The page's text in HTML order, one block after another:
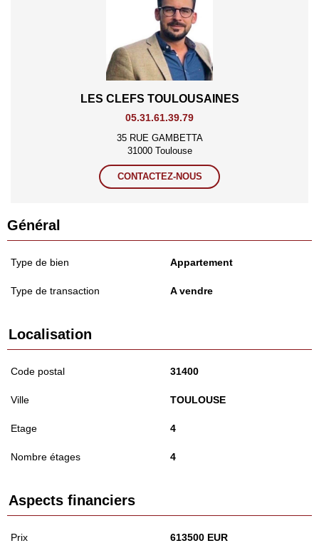
LES CLEFS TOULOUSAINES
05.31.61.39.79
35 RUE GAMBETTA
31000 Toulouse
CONTACTEZ-NOUS
Général
Type de bien Appartement
Type de transaction A vendre
Localisation
Code postal 31400
Ville TOULOUSE
Etage 4
Nombre étages 4
Aspects financiers
Prix 613500 EUR